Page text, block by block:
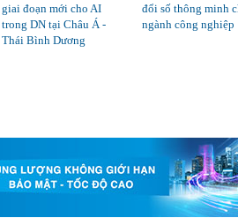
giai đoạn mới cho AI
trong DN tại Châu Á -
Thái Bình Dương
đổi số thông minh
ngành công nghiệp